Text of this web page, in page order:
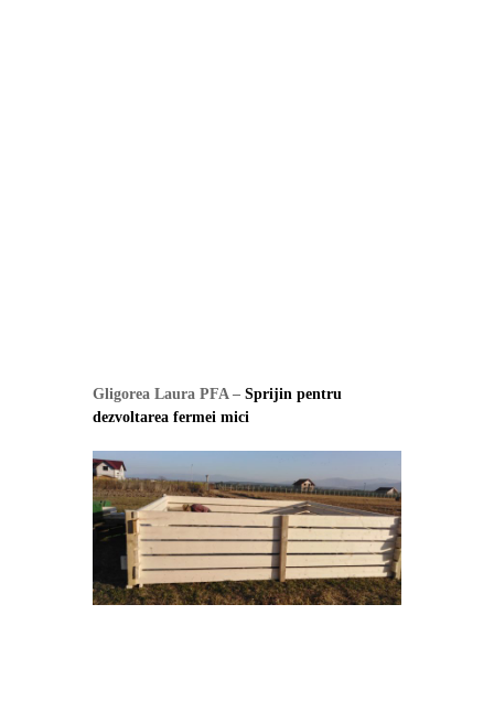
Gligorea Laura PFA – Sprijin pentru
dezvoltarea fermei mici